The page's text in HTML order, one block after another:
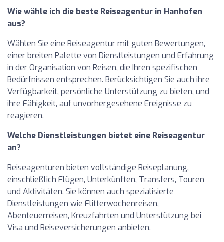
Wie wähle ich die beste Reiseagentur in Hanhofen
aus?
Wählen Sie eine Reiseagentur mit guten Bewertungen,
einer breiten Palette von Dienstleistungen und Erfahrung
in der Organisation von Reisen, die Ihren spezifischen
Bedürfnissen entsprechen. Berücksichtigen Sie auch ihre
Verfügbarkeit, persönliche Unterstützung zu bieten, und
ihre Fähigkeit, auf unvorhergesehene Ereignisse zu
reagieren.
Welche Dienstleistungen bietet eine Reiseagentur
an?
Reiseagenturen bieten vollständige Reiseplanung,
einschließlich Flügen, Unterkünften, Transfers, Touren
und Aktivitäten. Sie können auch spezialisierte
Dienstleistungen wie Flitterwochenreisen,
Abenteuerreisen, Kreuzfahrten und Unterstützung bei
Visa und Reiseversicherungen anbieten.